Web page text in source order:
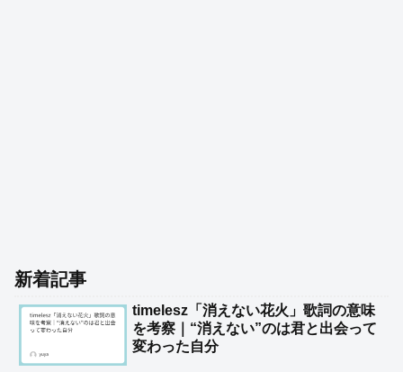
新着記事
timelesz「消えない花火」歌詞の意味
を考察｜“消えない”のは君と出会って
変わった自分